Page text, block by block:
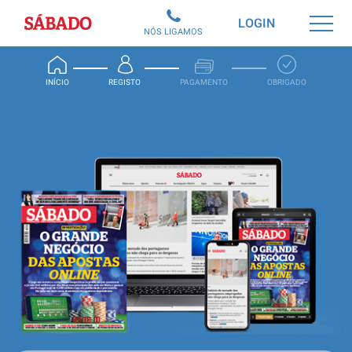
Sábado
INÍCIO REGISTO PAGAMENTO OBRIGADO
LOGIN
NÓS LIGAMOS